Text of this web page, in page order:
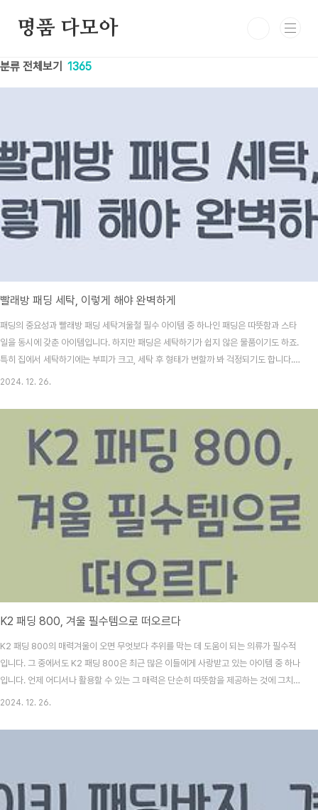
명품 다모아
분류 전체보기 1365
빨래방 패딩 세탁, 이렇게 해야 완벽하게
패딩의 중요성과 빨래방 패딩 세탁겨울철 필수 아이템 중 하나인 패딩은 따뜻함과 스타
일을 동시에 갖춘 아이템입니다. 하지만 패딩은 세탁하기가 쉽지 않은 물품이기도 하죠.
특히 집에서 세탁하기에는 부피가 크고, 세탁 후 형태가 변할까 봐 걱정되기도 합니다.
그래서 요즘 많은 사람들이 '빨래방 패딩 세탁'을 선호하고 있습니다. 빨래방에서는 전문
다.빨래방 패딩 세탁 더 알아보기빨래방 패딩 세탁은 일반 세탁기에서는 느끼지 못했던
전문적인 세탁 서비스를 제공합니다. 이는 특히 고가의 패딩에 대한 부담을 덜어주고, 더
나은 세탁 조건을 보장합니다. 세탁 후에는 마른 패딩의 부풀림과 어떤 과정을 거쳤는지
를 느낄 수 있어, 기분 좋게 한겨..
2024. 12. 26.
K2 패딩 800, 겨울 필수템으로 떠오르다
K2 패딩 800의 매력겨울이 오면 무엇보다 추위를 막는 데 도움이 되는 의류가 필수적
입니다. 그 중에서도 K2 패딩 800은 최근 많은 이들에게 사랑받고 있는 아이템 중 하나
입니다. 언제 어디서나 활용할 수 있는 그 매력은 단순히 따뜻함을 제공하는 것에 그치지
않아요. 많은 사람들에게 이미 겨울 필수템으로 자리 잡았고, 그 이유는 다양합니다.k2
변화에도 끄떡없는 모습을 보여줍니다. 방수 기능을 갖춘 이 패딩은 눈이나 비가 내릴 때
K2 패딩 8..
2024. 12. 26.